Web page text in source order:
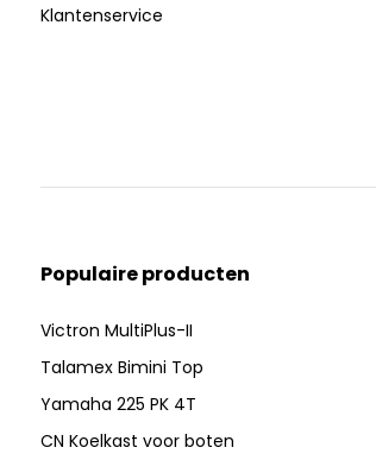
Klantenservice
Populaire producten
Victron MultiPlus-II
Talamex Bimini Top
Yamaha 225 PK 4T
CN Koelkast voor boten